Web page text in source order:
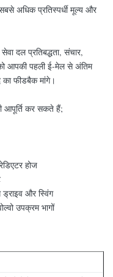
अधिक प्रतिस्पर्धी मूल्य और
दल प्रतिबद्धता, संचार,
आपकी पहली ई-मेल से अंतिम
का फीडबैक मांगे।
आपूर्ति कर सकते हैं;
होज
और स्विंग
उपक्रम भागों